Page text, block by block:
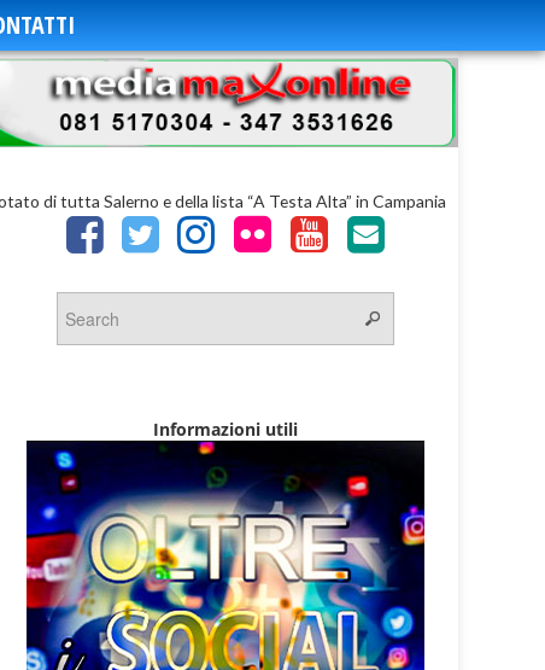
di tutta Salerno e della lista “A Testa Alta” in Campania
Informazioni utili